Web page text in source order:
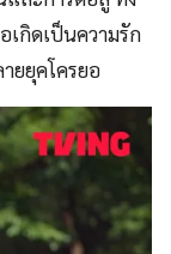
กิดเป็นความรัก
ยยุคโครยอ